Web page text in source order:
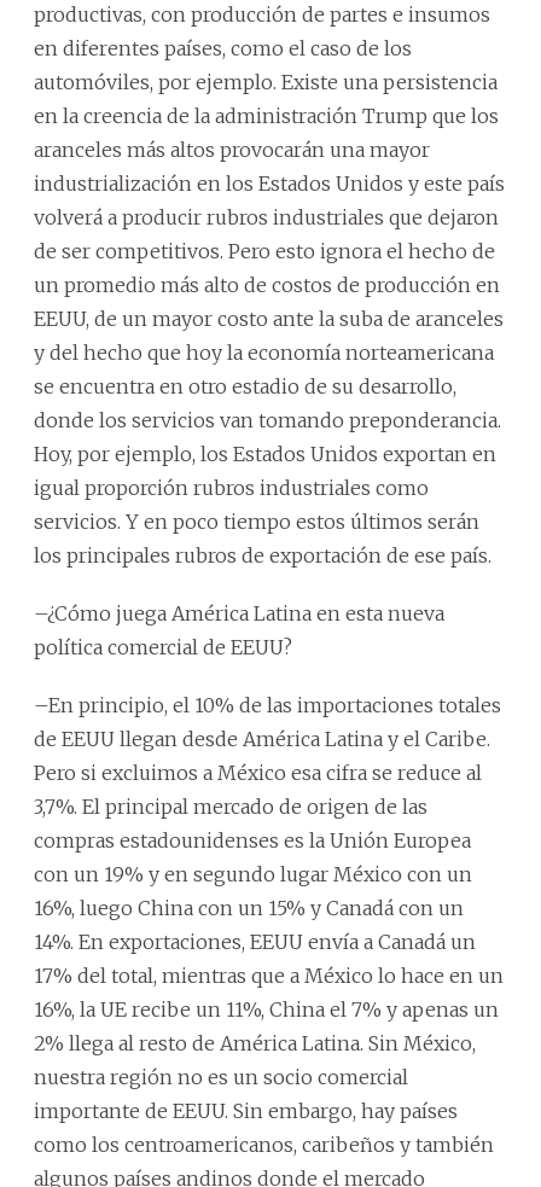
productivas, con producción de partes e insumos
en diferentes países, como el caso de los
automóviles, por ejemplo. Existe una persistencia
en la creencia de la administración Trump que los
aranceles más altos provocarán una mayor
industrialización en los Estados Unidos y este país
volverá a producir rubros industriales que dejaron
de ser competitivos. Pero esto ignora el hecho de
un promedio más alto de costos de producción en
EEUU, de un mayor costo ante la suba de aranceles
y del hecho que hoy la economía norteamericana
se encuentra en otro estadio de su desarrollo,
donde los servicios van tomando preponderancia.
Hoy, por ejemplo, los Estados Unidos exportan en
igual proporción rubros industriales como
servicios. Y en poco tiempo estos últimos serán
los principales rubros de exportación de ese país.
–¿Cómo juega América Latina en esta nueva
política comercial de EEUU?
–En principio, el 10% de las importaciones totales
de EEUU llegan desde América Latina y el Caribe.
Pero si excluimos a México esa cifra se reduce al
3,7%. El principal mercado de origen de las
compras estadounidenses es la Unión Europea
con un 19% y en segundo lugar México con un
16%, luego China con un 15% y Canadá con un
14%. En exportaciones, EEUU envía a Canadá un
17% del total, mientras que a México lo hace en un
16%, la UE recibe un 11%, China el 7% y apenas un
2% llega al resto de América Latina. Sin México,
nuestra región no es un socio comercial
importante de EEUU. Sin embargo, hay países
como los centroamericanos, caribeños y también
algunos países andinos donde el mercado